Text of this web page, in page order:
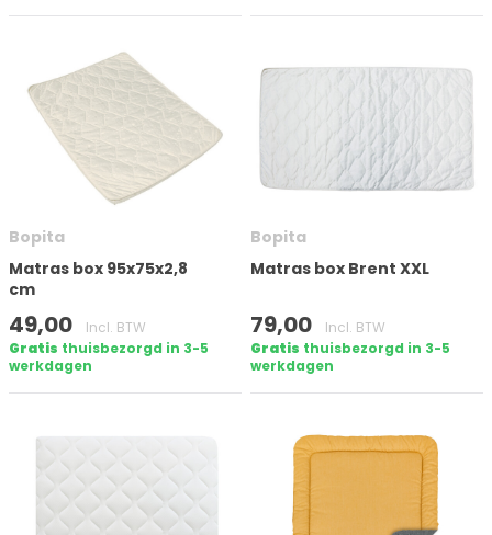
Bopita
Matras box 95x75x2,8
cm
49,00
Incl. BTW
Gratis thuisbezorgd in 3-5
werkdagen
Bopita
Matras box Brent XXL
79,00
Incl. BTW
Gratis thuisbezorgd in 3-5
werkdagen